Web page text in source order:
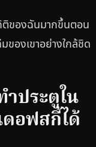
ติของฉันมากขึ้นตอน
ของเขาอย่างใกล้ชิด
ประตูใน
อฟสกี้ได้